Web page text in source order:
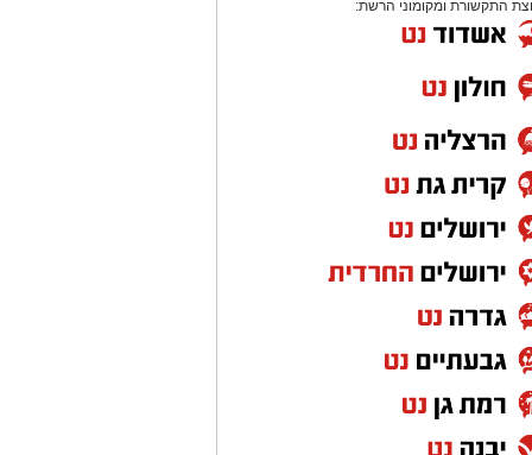
התקשורת ומקומוני הרשת: